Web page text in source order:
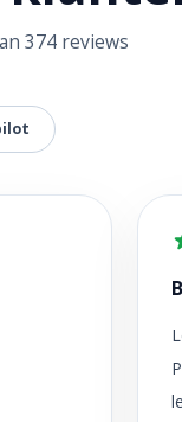
374 reviews